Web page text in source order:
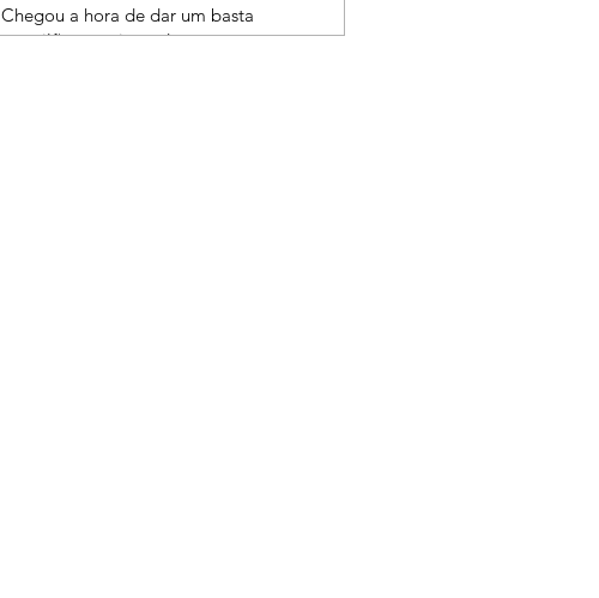
Chegou a hora de dar um basta
nos vilões que impedem nossa